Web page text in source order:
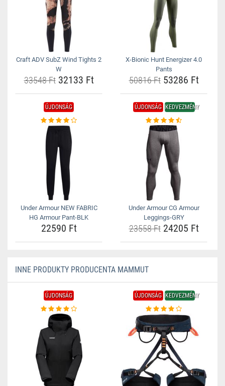
Craft ADV SubZ Wind Tights 2
W
33548 Ft32133 Ft
X-Bionic Hunt Energizer 4.0
Pants
50816 Ft53286 Ft
ÚJDONSÁG
Under Armour NEW FABRIC
HG Armour Pant-BLK
22590 Ft
ÚJDONSÁG KEDVEZMÉNY
Under Armour CG Armour
Leggings-GRY
23558 Ft24205 Ft
INNE PRODUKTY PRODUCENTA MAMMUT
ÚJDONSÁG ÚJDONSÁG KEDVEZMÉNY